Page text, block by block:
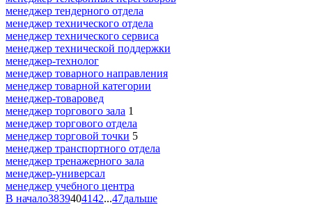
менеджер тендерного отдела
менеджер технического отдела
менеджер технического сервиса
менеджер технической поддержки
менеджер-технолог
менеджер товарного направления
менеджер товарной категории
менеджер-товаровед
менеджер торгового зала 1
менеджер торгового отдела
менеджер торговой точки 5
менеджер транспортного отдела
менеджер тренажерного зала
менеджер-универсал
менеджер учебного центра
В начало3839404142...47дальше